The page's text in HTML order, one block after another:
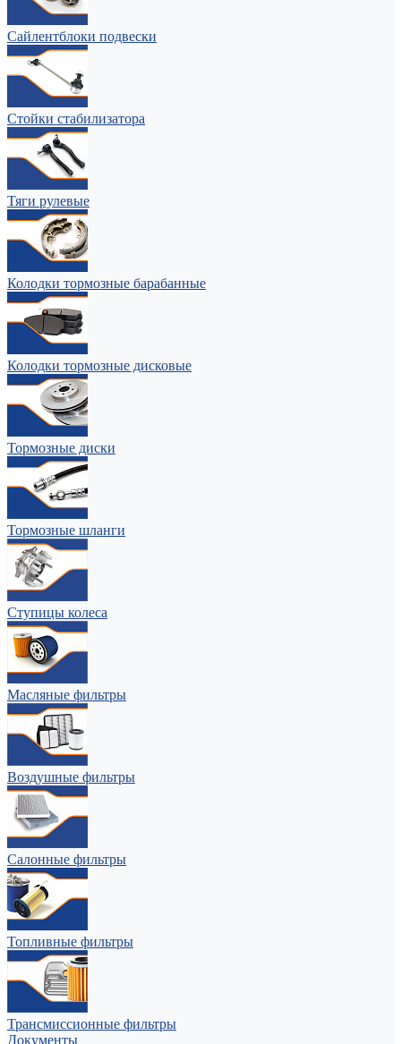
Сайлентблоки подвески
Стойки стабилизатора
Тяги рулевые
Колодки тормозные барабанные
Колодки тормозные дисковые
Тормозные диски
Тормозные шланги
Ступицы колеса
Масляные фильтры
Воздушные фильтры
Салонные фильтры
Топливные фильтры
Трансмиссионные фильтры
Документы